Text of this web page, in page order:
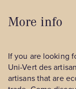
More info
If you are looking
Uni-Vert des
artisans that are